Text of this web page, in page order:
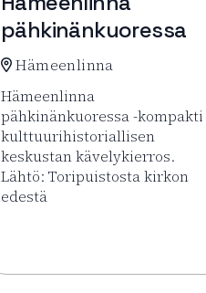
pähkinänkuoressa
Hämeenlinna
Hämeenlinna
pähkinänkuoressa -kompakti
kulttuurihistoriallisen
keskustan kävelykierros.
Lähtö: Toripuistosta kirkon
edestä
Lue lisää tapahtumasta